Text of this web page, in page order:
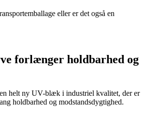
eller er det også en
forlænger holdbarhed og
helt ny UV-blæk i industriel kvalitet, der er
holdbarhed og modstandsdygtighed.